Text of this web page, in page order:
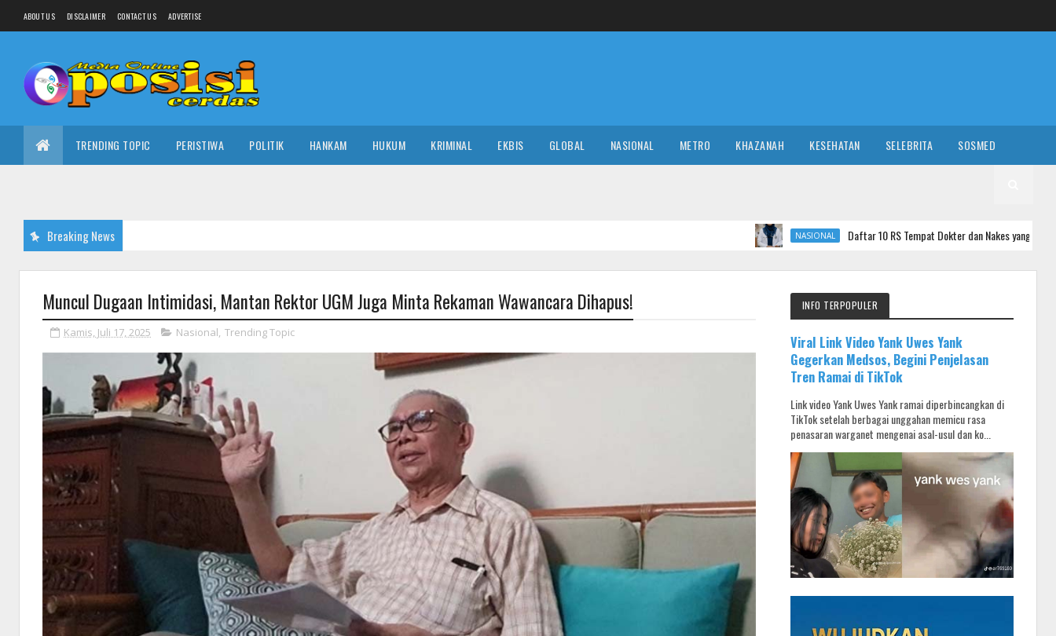
ABOUT US DISCLAIMER CONTACT US ADVERTISE
TRENDING TOPIC PERISTIWA POLITIK HANKAM HUKUM KRIMINAL EKBIS GLOBAL NASIONAL METRO KHAZANAH KESEHATAN SELEBRITA SOSMED
Breaking News NASIONAL Daftar 10 RS Tempat Dokter dan Nakes yang Komentar Sadis ke
Muncul Dugaan Intimidasi, Mantan Rektor UGM Juga Minta Rekaman Wawancara Dihapus!
Kamis, Juli 17, 2025 Nasional, Trending Topic
INFO TERPOPULER
Viral Link Video Yank Uwes Yank
Gegerkan Medsos, Begini Penjelasan
Tren Ramai di TikTok
Link video Yank Uwes Yank ramai diperbincangkan di
TikTok setelah berbagai unggahan memicu rasa
penasaran warganet mengenai asal-usul dan ko...